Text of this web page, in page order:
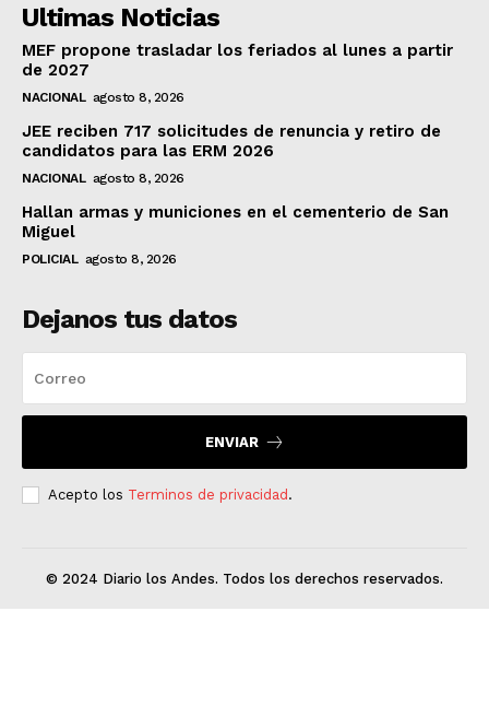
Ultimas Noticias
MEF propone trasladar los feriados al lunes a partir
de 2027
NACIONAL agosto 8, 2026
JEE reciben 717 solicitudes de renuncia y retiro de
candidatos para las ERM 2026
NACIONAL agosto 8, 2026
Hallan armas y municiones en el cementerio de San
Miguel
POLICIAL agosto 8, 2026
Dejanos tus datos
ENVIAR
Acepto los Terminos de privacidad.
© 2024 Diario los Andes. Todos los derechos reservados.